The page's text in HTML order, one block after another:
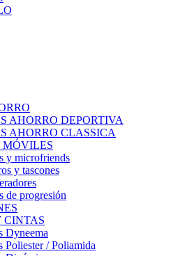
AHORRO DEPORTIVA
AHORRO CLASSICA
MÓVILES
y microfriends
y tascones
de progresión
CINTAS
Dyneema
Poliester / Poliamida